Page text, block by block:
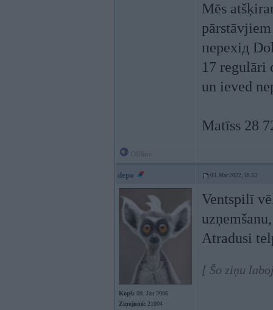
Mēs
перехід
17 regulāri
un ieved
Matīss 28
depo 03. Mar 2022, 18:52
Kopš: 09. Jan 2006
Ziņojumi: 21004
Ventspilī
Atradusi
[ Šo ziņu